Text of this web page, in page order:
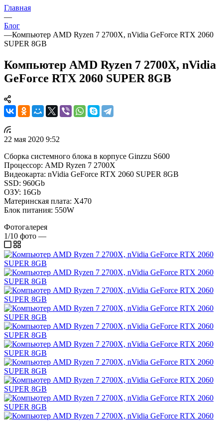
Главная
—
Блог
—Компьютер AMD Ryzen 7 2700X, nVidia GeForce RTX 2060
SUPER 8GB
Компьютер AMD Ryzen 7 2700X, nVidia
GeForce RTX 2060 SUPER 8GB
22 мая 2020 9:52
Сборка системного блока в корпусе Ginzzu S600
Процессор: AMD Ryzen 7 2700X
Видеокарта: nVidia GeForce RTX 2060 SUPER 8GB
SSD: 960Gb
ОЗУ: 16Gb
Материнская плата: X470
Блок питания: 550W
Фотогалерея
1/10 фото —